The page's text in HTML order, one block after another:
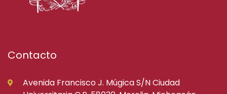
Contacto
Avenida Francisco J. Múgica S/N Ciudad